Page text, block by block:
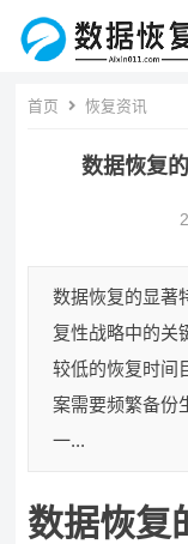
首页 恢复资讯
数据恢复
数据恢复的显著
复性战略中的关
较低的恢复时间
案需要频繁备份
一...
数据恢复